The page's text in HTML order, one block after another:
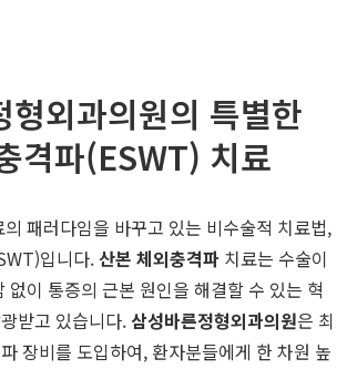
형외과의원의 특별한
격파(ESWT) 치료
패러다임을 바꾸고 있는 비수술적 치료법,
입니다. 산본 체외충격파 치료는 수술이
없이 통증의 근본 원인을 해결할 수 있는 혁
받고 있습니다. 삼성바른정형외과의원은 최
장비를 도입하여, 환자분들에게 한 차원 높